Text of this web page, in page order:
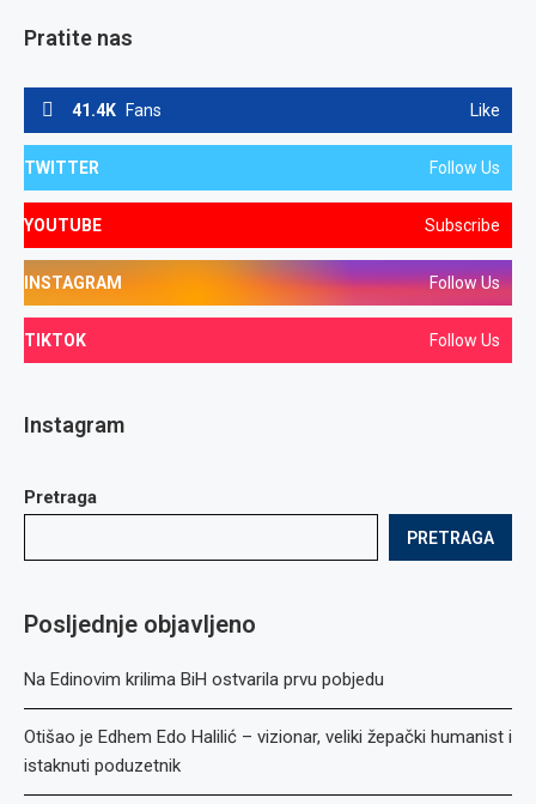
Pratite nas
41.4K Fans Like
TWITTER Follow Us
YOUTUBE Subscribe
INSTAGRAM Follow Us
TIKTOK Follow Us
Instagram
Pretraga
PRETRAGA
Posljednje objavljeno
Na Edinovim krilima BiH ostvarila prvu pobjedu
Otišao je Edhem Edo Halilić – vizionar, veliki žepački humanist i
istaknuti poduzetnik